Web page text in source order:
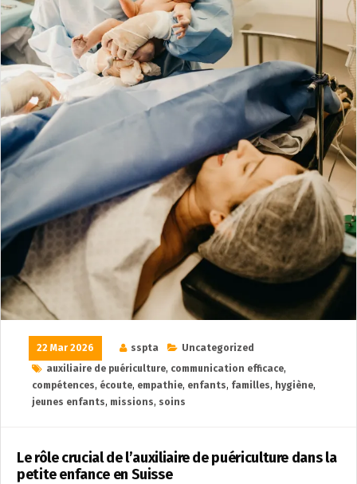
22 Mar 2026 sspta
Uncategorized
auxiliaire de puériculture, communication efficace,
compétences, écoute, empathie, enfants, familles, hygiène,
jeunes enfants, missions, soins
Le rôle crucial de l’auxiliaire de puériculture dans la
petite enfance en Suisse